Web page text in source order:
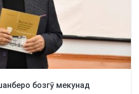
бозгӯ мекунад